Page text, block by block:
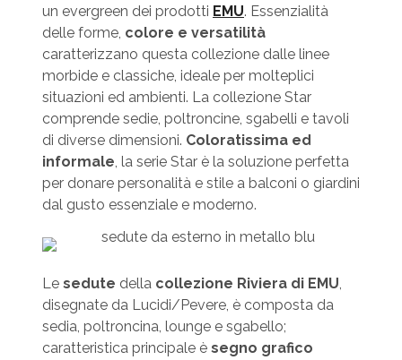
un evergreen dei prodotti EMU. Essenzialità
delle forme, colore e versatilità
caratterizzano questa collezione dalle linee
morbide e classiche, ideale per molteplici
situazioni ed ambienti. La collezione Star
comprende sedie, poltroncine, sgabelli e tavoli
di diverse dimensioni. Coloratissima ed
informale, la serie Star è la soluzione perfetta
per donare personalità e stile a balconi o giardini
dal gusto essenziale e moderno.
Le sedute dellacollezione Riviera di EMU,
disegnate da Lucidi/Pevere, è composta da
sedia, poltroncina, lounge e sgabello;
caratteristica principale è segno grafico